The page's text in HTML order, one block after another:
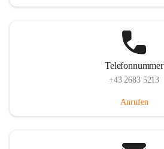
Telefonnummer
+43 2683 5213
Anrufen